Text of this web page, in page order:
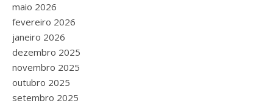
maio 2026
fevereiro 2026
janeiro 2026
dezembro 2025
novembro 2025
outubro 2025
setembro 2025